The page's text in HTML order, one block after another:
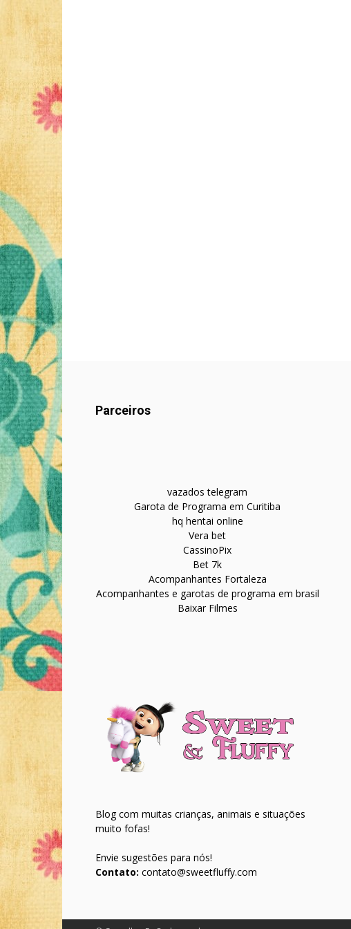
Parceiros
vazados telegram
Garota de Programa em Curitiba
hq hentai online
Vera bet
CassinoPix
Bet 7k
Acompanhantes Fortaleza
Acompanhantes e garotas de programa em brasil
Baixar Filmes
Blog com muitas crianças, animais e situações
muito fofas!
Envie sugestões para nós!
Contato: contato@sweetfluffy.com